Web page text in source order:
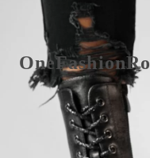
Visszaküldési/csere
Felhasználási feltételek
Online panaszkezelés